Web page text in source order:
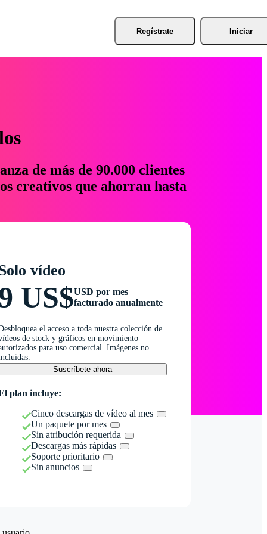
Regístrate Iniciar
de más de 90.000 clientes
creativos que ahorran hasta
vídeo
US$USD por mes
facturado anualmente
el acceso a toda nuestra colección de
de stock y gráficos en movimiento
para uso comercial. Imágenes no
Suscríbete ahora
plan incluye:
Cinco descargas de vídeo al mes
Un paquete por mes
Sin atribución requerida
Descargas más rápidas
Soporte prioritario
Sin anuncios